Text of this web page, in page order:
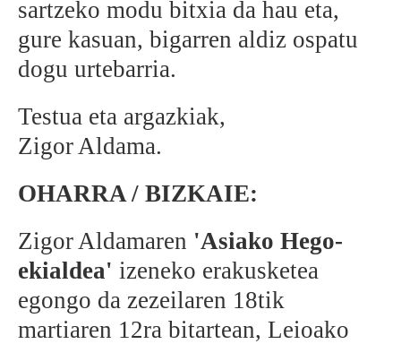
sartzeko modu bitxia da hau eta,
gure kasuan, bigarren aldiz ospatu
dogu urtebarria.
Testua eta argazkiak,
Zigor Aldama.
OHARRA / BIZKAIE:
Zigor Aldamaren 'Asiako Hego-
ekialdea' izeneko erakusketea
egongo da zezeilaren 18tik
martiaren 12ra bitartean, Leioako